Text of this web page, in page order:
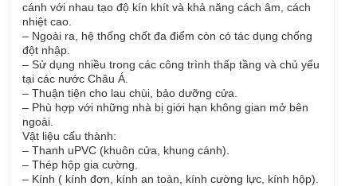
cánh với nhau tạo độ kín khít và khả năng cách âm, cách
nhiệt cao.
– Ngoài ra, hệ thống chốt đa điểm còn có tác dụng chống
đột nhập.
– Sử dụng nhiều trong các công trình thấp tầng và chủ yếu
tại các nước Châu Á.
– Thuận tiện cho lau chùi, bảo dưỡng cửa.
– Phù hợp với những nhà bị giới hạn không gian mở bên
ngoài.
Vật liệu cấu thành:
– Thanh uPVC (khuôn cửa, khung cánh).
– Thép hộp gia cường.
– Kính ( kính đơn, kính an toàn, kính cường lực, kính hộp).